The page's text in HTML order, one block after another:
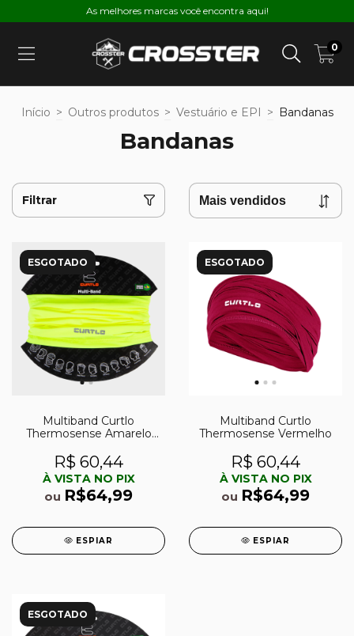
As melhores marcas você encontra aqui!
0
Início > Outros produtos > Vestuário e EPI > Bandanas
Bandanas
Filtrar
ESGOTADO
Multiband Curtlo
Thermosense Amarelo
R$ 60,44
À VISTA NO PIX
ou R$64,99
ESPIAR
ESGOTADO
Multiband Curtlo
Thermosense Vermelho
R$ 60,44
À VISTA NO PIX
ou R$64,99
ESPIAR
ESGOTADO